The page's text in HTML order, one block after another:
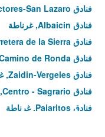
فنادق Plaza Toros-Doctores-San Lazaro, غرناطة
فنادق Albaicin, غرناطة
فنادق Carretera de la Sierra, غرناطة
فنادق Camino de Ronda, غرناطة
فنادق Zaidin-Vergeles, غرناطة
فنادق Centro - Sagrario, غرناطة
فنادق Pajaritos, غرناطة